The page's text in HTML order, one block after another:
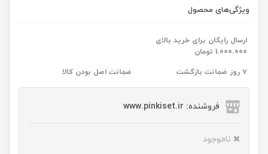
ویژگی‌های محصول
ارسال رایگان برای خرید بالای
1.000.000 تومان
۷ روز ضمانت بازگشت ضمانت اصل بودن کالا
فروشنده: www.pinkiset.ir
ناموجود